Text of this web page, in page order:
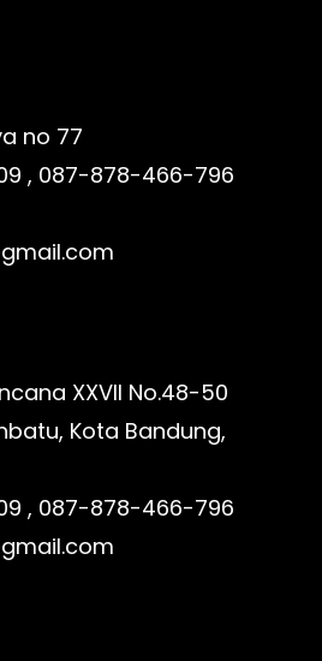
no 77
, 087-878-466-796
XXVII No.48-50
Kota Bandung,
, 087-878-466-796